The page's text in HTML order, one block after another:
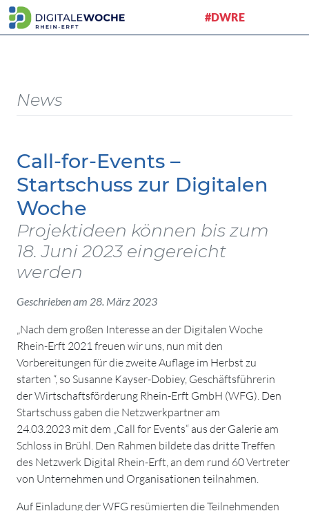
#DWRE
News
Call-for-Events –
Startschuss zur Digitalen
Woche
Projektideen können bis zum
18. Juni 2023 eingereicht
werden
Geschrieben am 28. März 2023
„Nach dem großen Interesse an der Digitalen Woche
Rhein-Erft 2021 freuen wir uns, nun mit den
Vorbereitungen für die zweite Auflage im Herbst zu
starten “, so Susanne Kayser-Dobiey, Geschäftsführerin
der Wirtschaftsförderung Rhein-Erft GmbH (WFG). Den
Startschuss gaben die Netzwerkpartner am
24.03.2023 mit dem „Call for Events“ aus der Galerie am
Schloss in Brühl. Den Rahmen bildete das dritte Treffen
des Netzwerk Digital Rhein-Erft, an dem rund 60 Vertreter
von Unternehmen und Organisationen teilnahmen.
Auf Einladung der WFG resümierten die Teilnehmenden